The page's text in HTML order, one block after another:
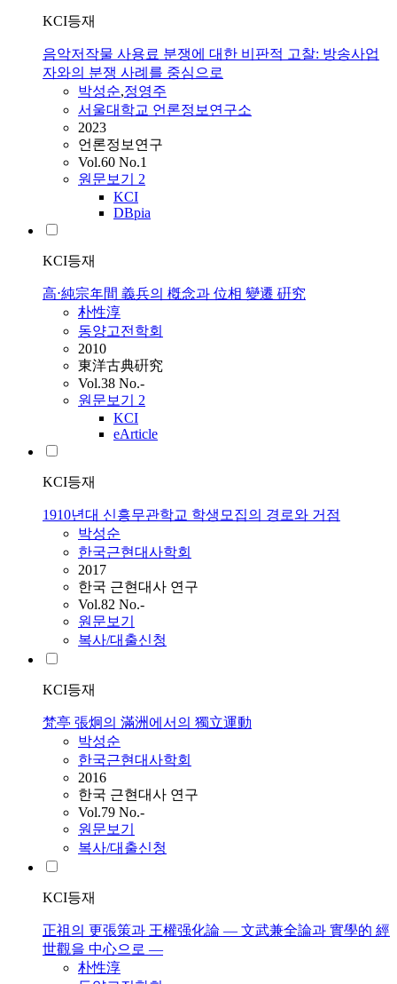
KCI등재
음악저작물 사용료 분쟁에 대한 비판적 고찰: 방송사업
자와의 분쟁 사례를 중심으로
박성순,정영주
서울대학교 언론정보연구소
2023
언론정보연구
Vol.60 No.1
원문보기 2
KCI
DBpia
KCI등재
高⋅純宗年間 義兵의 槪念과 位相 變遷 硏究
朴性淳
동양고전학회
2010
東洋古典硏究
Vol.38 No.-
원문보기 2
KCI
eArticle
KCI등재
1910년대 신흥무관학교 학생모집의 경로와 거점
박성순
한국근현대사학회
2017
한국 근현대사 연구
Vol.82 No.-
원문보기
복사/대출신청
KCI등재
梵亭 張炯의 滿洲에서의 獨立運動
박성순
한국근현대사학회
2016
한국 근현대사 연구
Vol.79 No.-
원문보기
복사/대출신청
KCI등재
正祖의 更張策과 王權强化論 — 文武兼全論과 實學的 經
世觀을 中心으로 —
朴性淳